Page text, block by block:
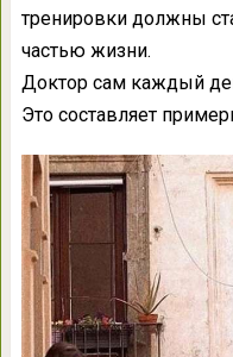
тренировки должны
частью жизни.
Доктор сам каждый
Это составляет